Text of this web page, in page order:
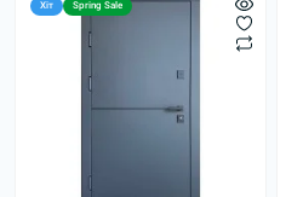
Хіт Spring Sale